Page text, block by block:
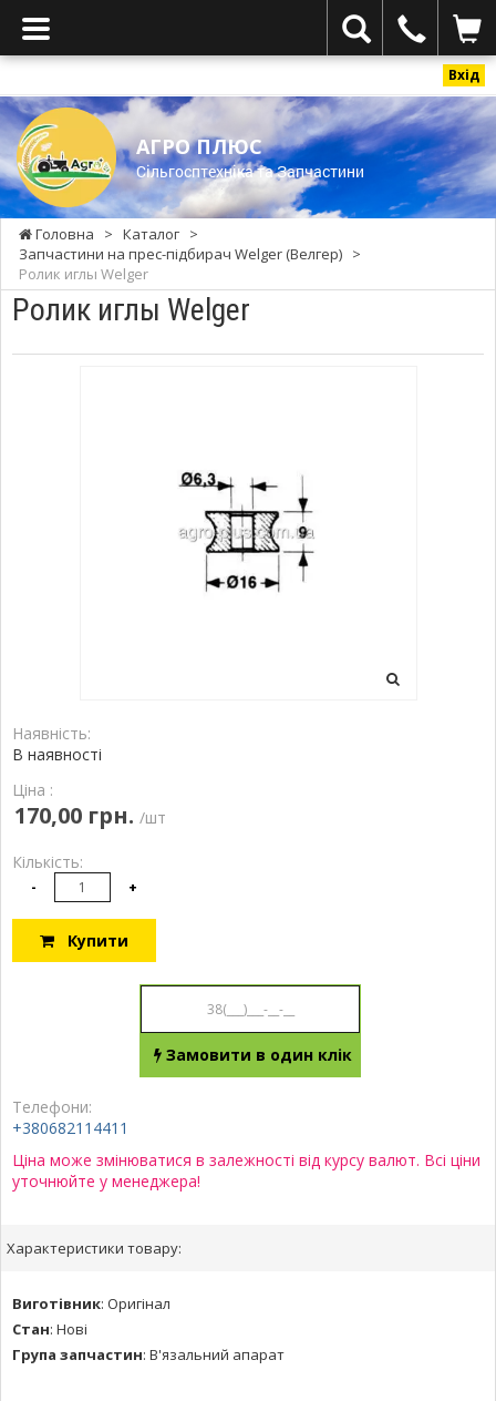
Вхід
АГРО ПЛЮС
Cільгосптехніка та Запчастини
Головна > Каталог >
Запчастини на прес-підбирач Welger (Велгер) >
Ролик иглы Welger
Ролик иглы Welger
Наявність:
В наявності
Ціна :
170,00 грн. /шт
Кількість:
- +
Купити
Замовити в один клік
Телефони:
+380682114411
Ціна може змінюватися в залежності від курсу валют. Всі ціни
уточнюйте у менеджера!
Характеристики товару:
Виготівник: Оригінал
Стан: Нові
Група запчастин: В'язальний апарат